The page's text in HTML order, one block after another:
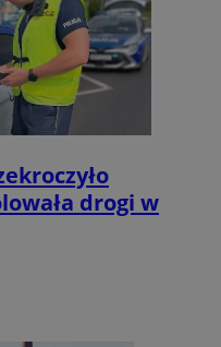
drogi w